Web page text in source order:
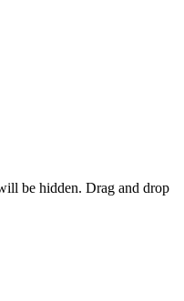
be hidden. Drag and drop